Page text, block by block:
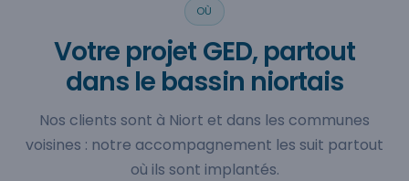
OÙ
Votre projet GED, partout
dans le bassin niortais
Nos clients sont à Niort et dans les communes
voisines : notre accompagnement les suit partout
où ils sont implantés.